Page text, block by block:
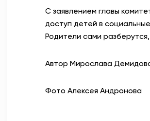
С заявлением главы
доступ детей в
Родители сами
Автор Мирослава
Фото Алексея Андронова